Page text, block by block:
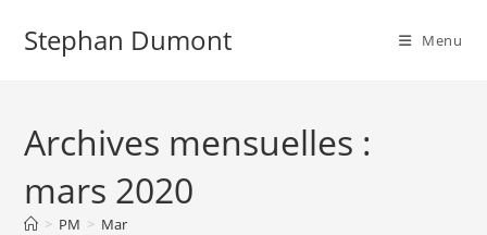
Stephan Dumont Menu
Archives mensuelles :
mars 2020
> PM > Mar